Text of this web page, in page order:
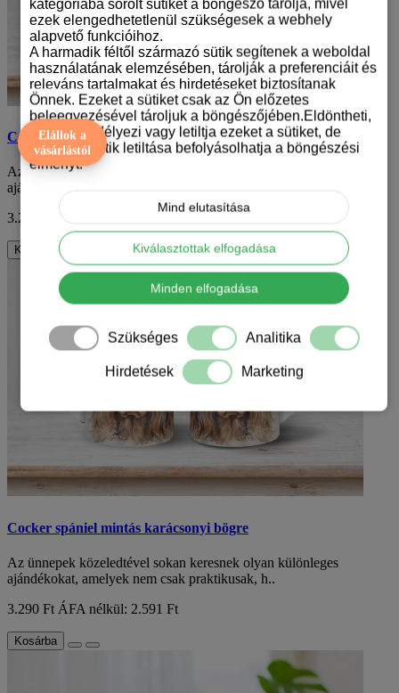
Cocker spániel mintás karácsonyi bögre
Az ünnepek közeledtével sokan keresnek olyan különleges
ajándékokat, amelyek nem csak praktikusak, h..
3.290 Ft
ÁFA nélkül: 2.591 Ft
Kosárba
Cocker spániel mintás karácsonyi bögre
Az ünnepek közeledtével sokan keresnek olyan különleges
ajándékokat, amelyek nem csak praktikusak, h..
3.290 Ft ÁFA nélkül: 2.591 Ft
Kosárba
Elállok a
vásárlástól
kategóriába sorolt sütiket a böngésző tárolja, mivel
ezek elengedhetetlenül szükségesek a webhely
alapvető funkcióihoz.
A harmadik féltől származó sütik segítenek a weboldal
használatának elemzésében, tárolják a preferenciáit és
releváns tartalmakat és hirdetéseket biztosítanak
Önnek. Ezeket a sütiket csak az Ön előzetes
beleegyezésével tároljuk a böngészőjében.Eldöntheti,
hogy engedélyezi vagy letiltja ezeket a sütiket, de
bizonyos sütik letiltása befolyásolhatja a böngészési
élményt.
Mind elutasítása
Kiválasztottak elfogadása
Minden elfogadása
Szükséges Analitika
Hirdetések Marketing